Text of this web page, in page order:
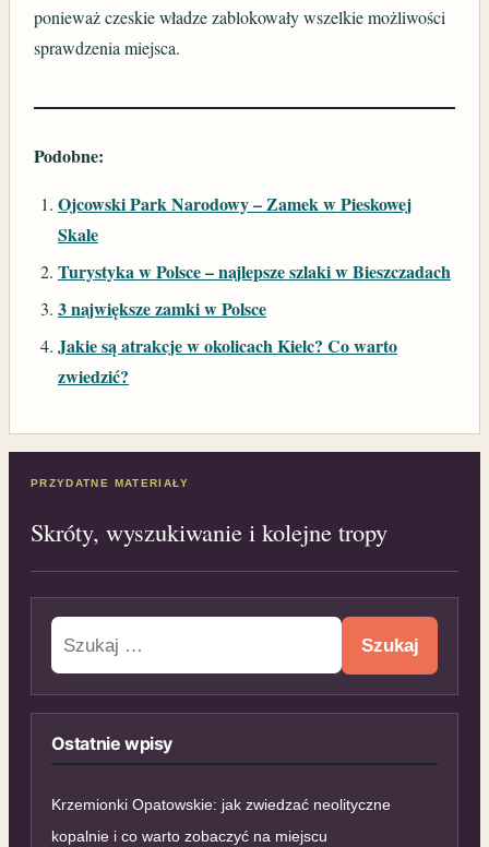
ponieważ czeskie władze zablokowały wszelkie możliwości
sprawdzenia miejsca.
Podobne:
Ojcowski Park Narodowy – Zamek w Pieskowej
Skale
Turystyka w Polsce – najlepsze szlaki w Bieszczadach
3 największe zamki w Polsce
Jakie są atrakcje w okolicach Kielc? Co warto
zwiedzić?
PRZYDATNE MATERIAŁY
Skróty, wyszukiwanie i kolejne tropy
Ostatnie wpisy
Krzemionki Opatowskie: jak zwiedzać neolityczne
kopalnie i co warto zobaczyć na miejscu